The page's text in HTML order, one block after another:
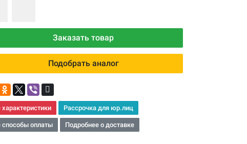
Заказать товар
Подобрать аналог
характеристики Рассрочка для юр.лиц
способы оплаты Подробнее о доставке